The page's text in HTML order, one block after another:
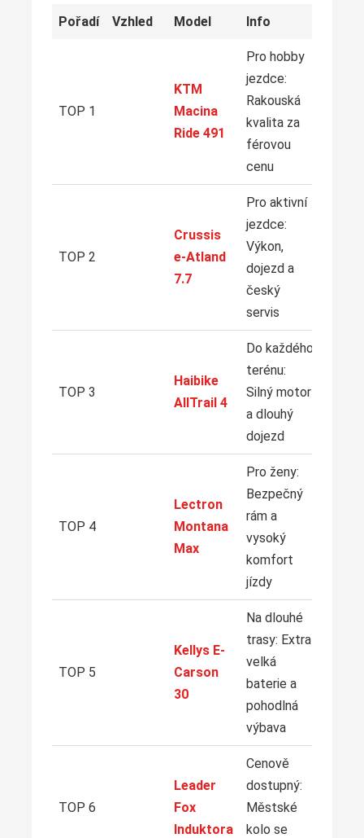
Pořadí Vzhled Model Info
TOP 1
KTM
Macina
Ride 491
Pro hobby
jezdce:
Rakouská
kvalita za
férovou
cenu
TOP 2
Crussis
e-Atland
7.7
Pro aktivní
jezdce:
Výkon,
dojezd a
český
servis
TOP 3
Haibike
AllTrail 4
Do každého
terénu:
Silný motor
a dlouhý
dojezd
TOP 4
Lectron
Montana
Max
Pro ženy:
Bezpečný
rám a
vysoký
komfort
jízdy
TOP 5
Kellys E-
Carson
30
Na dlouhé
trasy: Extra
velká
baterie a
pohodlná
výbava
TOP 6
Leader
Fox
Induktora
Cenově
dostupný:
Městské
kolo se